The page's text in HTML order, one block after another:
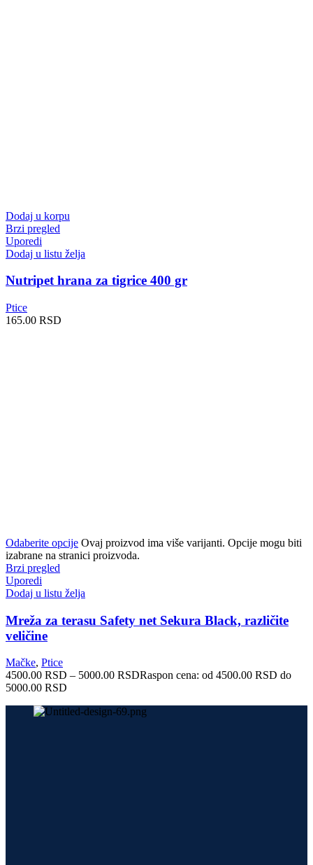
Dodaj u korpu
Brzi pregled
Uporedi
Dodaj u listu želja
Nutripet hrana za tigrice 400 gr
Ptice
165.00 RSD
Odaberite opcije Ovaj proizvod ima više varijanti. Opcije mogu biti
izabrane na stranici proizvoda.
Brzi pregled
Uporedi
Dodaj u listu želja
Mreža za terasu Safety net Sekura Black, različite
veličine
Mačke, Ptice
4500.00 RSD – 5000.00 RSDRaspon cena: od 4500.00 RSD do
5000.00 RSD